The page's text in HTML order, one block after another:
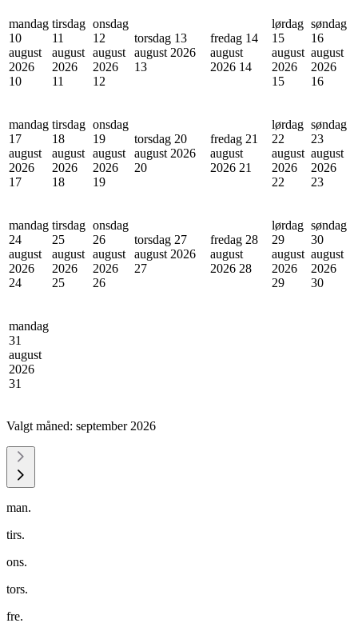
mandag
10
august
2026
10
tirsdag
11
august
2026
11
onsdag
12
august
2026
12
torsdag 13
august 2026
13
fredag 14
august
2026 14
lørdag
15
august
2026
15
søndag
16
august
2026
16
mandag
17
august
2026
17
tirsdag
18
august
2026
18
onsdag
19
august
2026
19
torsdag 20
august 2026
20
fredag 21
august
2026 21
lørdag
22
august
2026
22
søndag
23
august
2026
23
mandag
24
august
2026
24
tirsdag
25
august
2026
25
onsdag
26
august
2026
26
torsdag 27
august 2026
27
fredag 28
august
2026 28
lørdag
29
august
2026
29
søndag
30
august
2026
30
mandag
31
august
2026
31
Valgt måned: september 2026
man.
tirs.
ons.
tors.
fre.